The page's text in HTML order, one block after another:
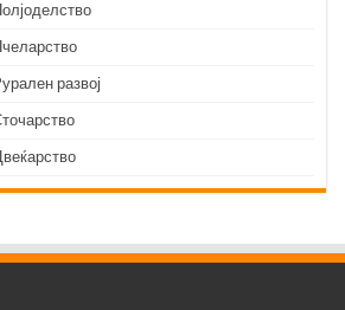
развој